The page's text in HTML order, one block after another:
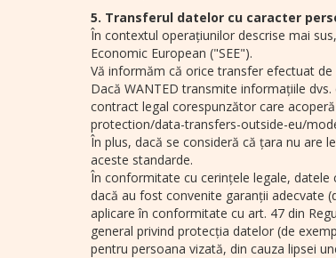
5. Transferul datelor cu caracter
În contextul operațiunilor descrise mai
Economic European ("SEE").
Vă informăm că orice transfer efectuat de
Dacă WANTED transmite informațiile
contract legal corespunzător care
protection/data-transfers-outside-eu/
În plus, dacă se consideră că țara nu are
aceste standarde.
În conformitate cu cerințele legale,
dacă au fost convenite garanții adecvate
aplicare în conformitate cu art. 47 din
general privind protecția datelor (de
pentru persoana vizată, din cauza lipsei